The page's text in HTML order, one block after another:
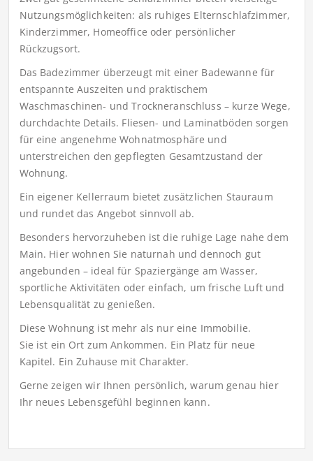
Nutzungsmöglichkeiten: als ruhiges Elternschlafzimmer,
Kinderzimmer, Homeoffice oder persönlicher
Rückzugsort.
Das Badezimmer überzeugt mit einer Badewanne für
entspannte Auszeiten und praktischem
Waschmaschinen- und Trockneranschluss – kurze Wege,
durchdachte Details. Fliesen- und Laminatböden sorgen
für eine angenehme Wohnatmosphäre und
unterstreichen den gepflegten Gesamtzustand der
Wohnung.
Ein eigener Kellerraum bietet zusätzlichen Stauraum
und rundet das Angebot sinnvoll ab.
Besonders hervorzuheben ist die ruhige Lage nahe dem
Main. Hier wohnen Sie naturnah und dennoch gut
angebunden – ideal für Spaziergänge am Wasser,
sportliche Aktivitäten oder einfach, um frische Luft und
Lebensqualität zu genießen.
Diese Wohnung ist mehr als nur eine Immobilie.
Sie ist ein Ort zum Ankommen. Ein Platz für neue
Kapitel. Ein Zuhause mit Charakter.
Gerne zeigen wir Ihnen persönlich, warum genau hier
Ihr neues Lebensgefühl beginnen kann.